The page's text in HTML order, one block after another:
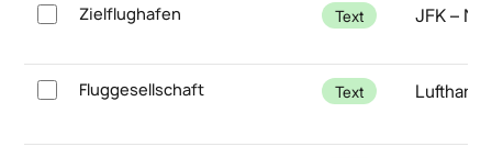
Zielflughafen Text JFK –
Fluggesellschaft Text